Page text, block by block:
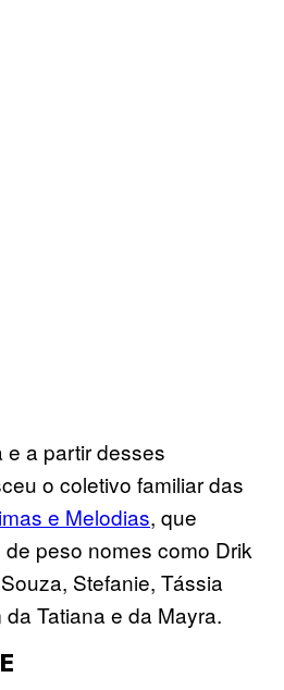
e a partir desses
o coletivo familiar das
e Melodias, que
peso nomes como Drik
Stefanie, Tássia
Tatiana e da Mayra.